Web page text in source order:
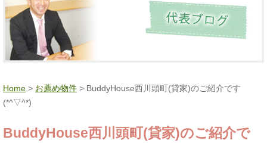
Home > お薦め物件 > BuddyHouse西川頭町(貸家)のご紹介です
(*^▽^*)
BuddyHouse西川頭町(貸家)のご紹介で